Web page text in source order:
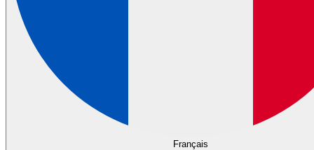
Français